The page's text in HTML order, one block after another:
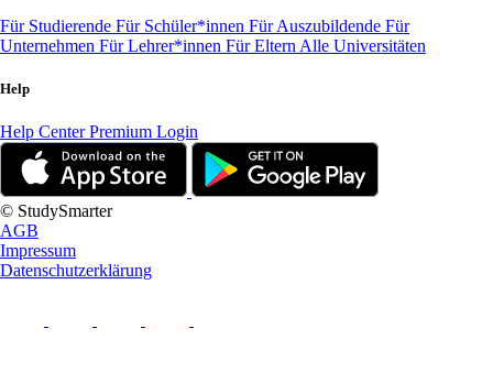
Für Studierende Für Schüler*innen Für Auszubildende Für
Unternehmen Für Lehrer*innen Für Eltern Alle Universitäten
Help
Help CenterPremium Login
© StudySmarter
AGB
Impressum
Datenschutzerklärung